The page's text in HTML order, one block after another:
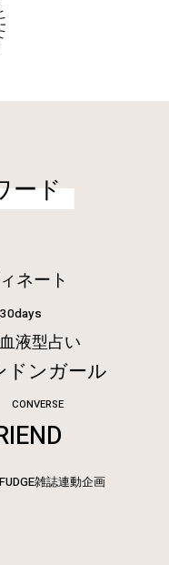
ード
ネート
液型占い
ドンガール
CONVERSE
FUDGE雑誌連動企画